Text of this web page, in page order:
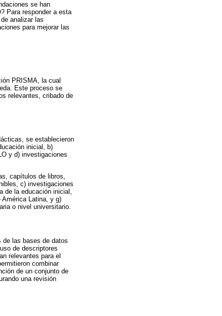
se han
Para responder a esta
analizar las
para mejorar las
PRISMA, la cual
Este proceso se
relevantes, cribado de
se establecieron
inicial, b)
y d) investigaciones
capítulos de libros,
c) investigaciones
de la educación inicial,
Latina, y g)
o nivel universitario.
las bases de datos
de descriptores
relevantes para el
combinar
de un conjunto de
una revisión